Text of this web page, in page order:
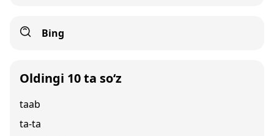
Bing
Oldingi 10 ta so‘z
taab
ta-ta